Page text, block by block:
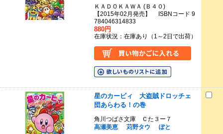
ＫＡＤＯＫＡＷＡ (Ｂ４０)
【2015年02月発売】 ISBNコード 9
784046314833
880円
在庫状況：在庫あり（1～2日で出荷）
星のカービィ 大盗賊ドロッチェ
団あらわる！の巻
角川つばさ文庫 Ｃた３ー７
高瀬美恵
苅野タウ
ぽと